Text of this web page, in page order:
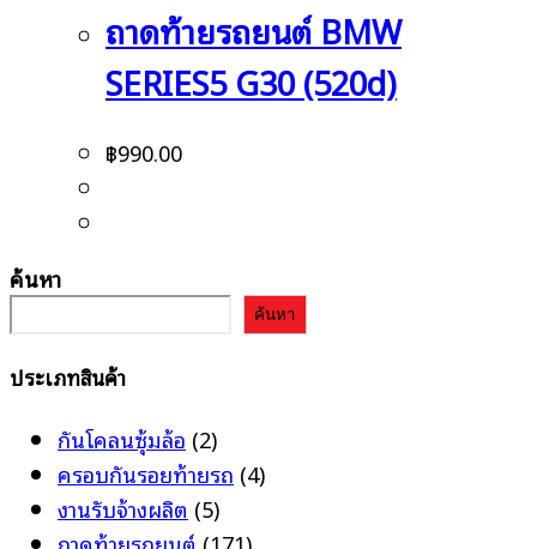
ถาดท้ายรถยนต์ BMW
SERIES5 G30 (520d)
฿990.00
ค้นหา
ค้นหา
ประเภทสินค้า
กันโคลนซุ้มล้อ (2)
ครอบกันรอยท้ายรถ (4)
งานรับจ้างผลิต (5)